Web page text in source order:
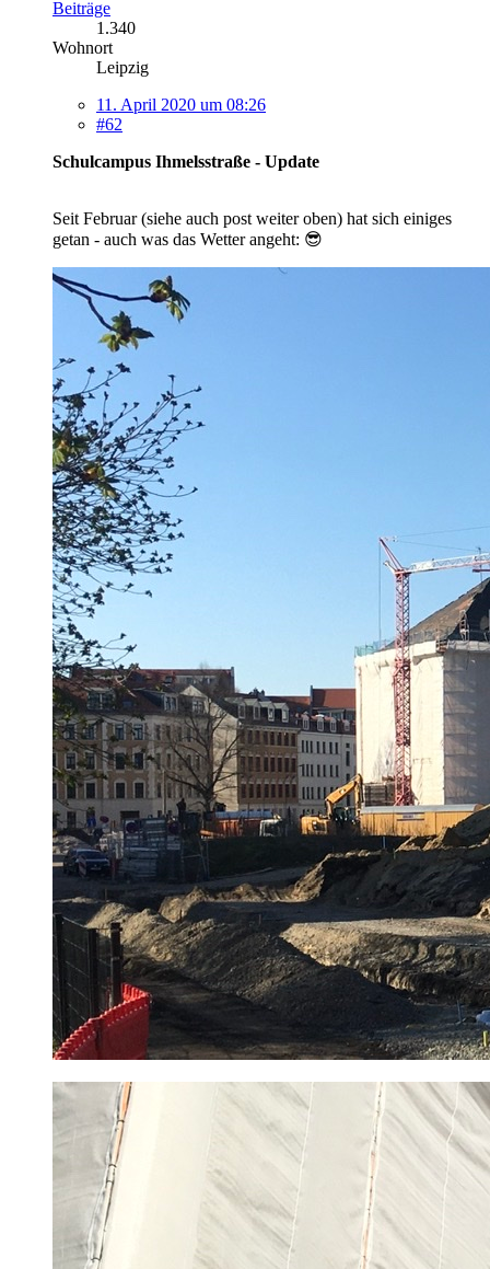
Beiträge
1.340
Wohnort
Leipzig
11. April 2020 um 08:26
#62
Schulcampus Ihmelsstraße - Update
Seit Februar (siehe auch post weiter oben) hat sich einiges
getan - auch was das Wetter angeht: 😎